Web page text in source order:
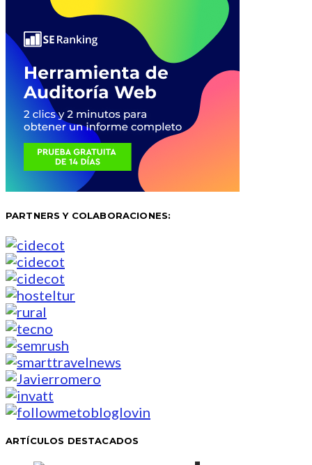
PARTNERS Y COLABORACIONES:
ARTÍCULOS DESTACADOS